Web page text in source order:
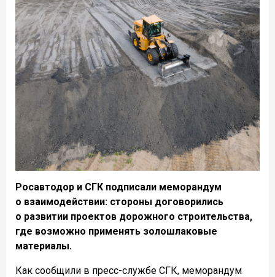
Росавтодор и СГК подписали меморандум
о взаимодействии: стороны договорились
о развитии проектов дорожного строительства,
где возможно применять золошлаковые
материалы.
Как сообщили в пресс-службе СГК, меморандум